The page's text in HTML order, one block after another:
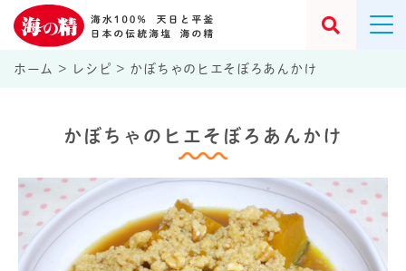
ホーム > レシピ > かぼちゃのヒエそぼろあんかけ
かぼちゃのヒエそぼろあんかけ